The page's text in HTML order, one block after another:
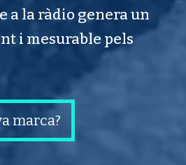
a la ràdio genera un
i mesurable pels
marca?